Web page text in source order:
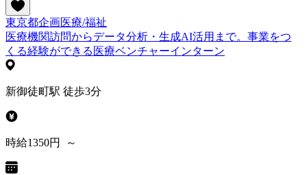
東京都企画医療/福祉
医療機関訪問からデータ分析・生成AI活用まで。事業をつ
くる経験ができる医療ベンチャーインターン
新御徒町駅 徒歩3分
時給1350円 ～